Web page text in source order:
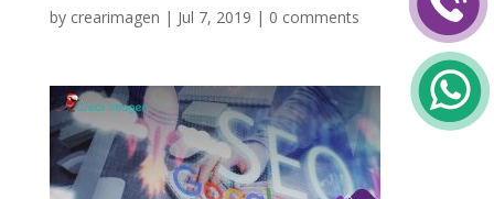
by crearimagen | Jul 7, 2019 | 0 comments